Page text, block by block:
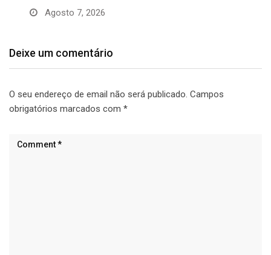
Agosto 7, 2026
Deixe um comentário
O seu endereço de email não será publicado. Campos
obrigatórios marcados com *